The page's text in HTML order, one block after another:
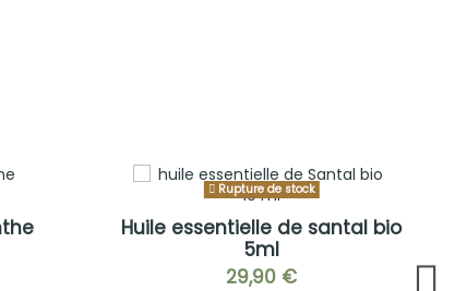
Rupture de stock
Huile essentielle de santal bio
5ml
29,90 €